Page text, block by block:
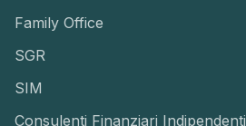
Family Office
SGR
SIM
Consulenti Finanziari Indipendenti